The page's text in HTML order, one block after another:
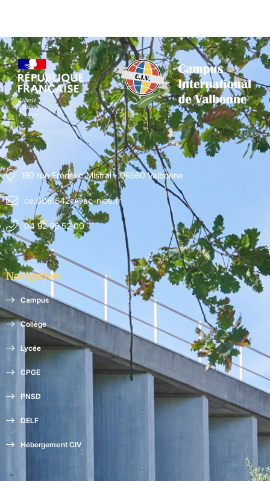
Navigation
Campus
Collège
Lycée
CPGE
PNSD
DELF
Hébergement CIV
190 rue Frédéric Mistral - 06560 Valbonne
ce.0061642c@ac-nice.fr
04 92 96 52 00